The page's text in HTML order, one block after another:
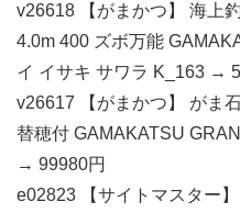
v26618 【がまかつ】 海上
4.0m 400 ズボ万能
イ イサキ サワラ K_163 →
v26617 【がまかつ】 がま
替穂付 GAMAKATSU
→ 99980円
e02823 【サイトマスター